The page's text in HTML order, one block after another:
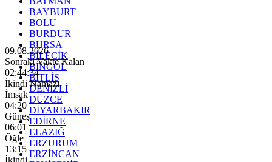
BAYBURT
BOLU
BURDUR
BURSA
BİLECİK
BİNGÖL
BİTLİS
DENİZLİ
DÜZCE
DİYARBAKIR
EDİRNE
ELAZIĞ
ERZURUM
ERZİNCAN
09.08.2026
Sonraki Vakte Kalan
02:44:32
İkindi Namazı
İmsak
04:20
Güneş
06:01
Öğle
13:15
İkindi